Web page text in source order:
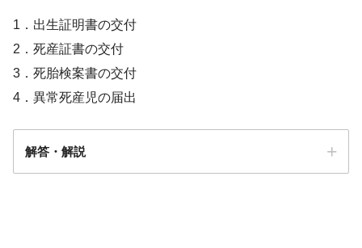
1．出生証明書の交付
2．死産証書の交付
3．死胎検案書の交付
4．異常死産児の届出
解答・解説